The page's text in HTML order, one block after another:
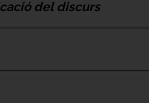
del discurs